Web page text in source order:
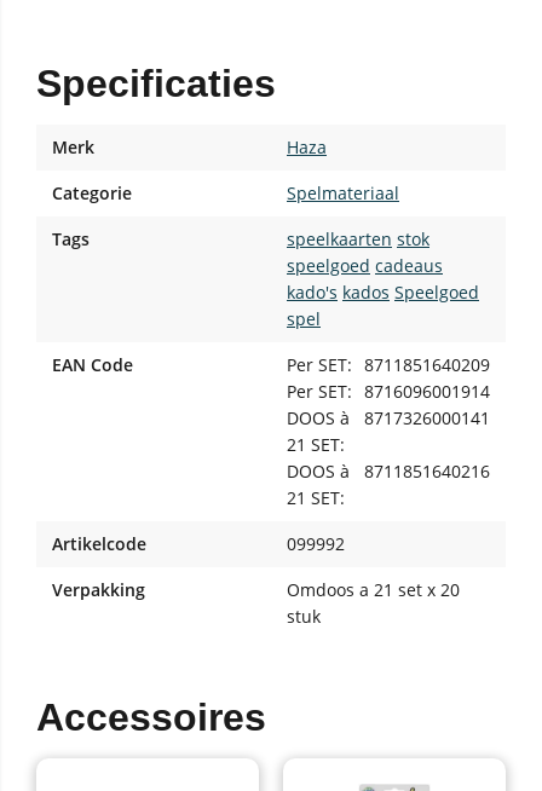
Specificaties
Merk
Haza
Categorie
Spelmateriaal
Tags
speelkaarten stok
speelgoed cadeaus
kado's kados Speelgoed
spel
EAN Code
Per SET: 8711851640209
Per SET: 8716096001914
DOOS à
21 SET:
8717326000141
DOOS à
21 SET:
8711851640216
Artikelcode
099992
Verpakking
Omdoos a 21 set x 20
stuk
Accessoires